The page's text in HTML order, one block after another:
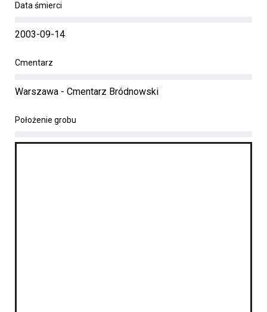
Data śmierci
2003-09-14
Cmentarz
Warszawa - Cmentarz Bródnowski
Położenie grobu